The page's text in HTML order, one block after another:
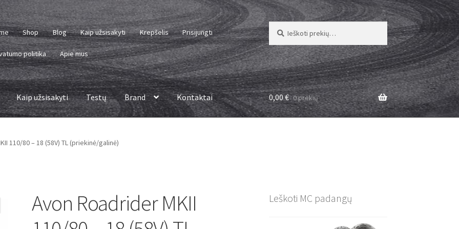
Shop Blog Kaip užsisakyti Krepšelis Prisijungti
politika Apie mus
Ieškoti:
Ieškoti
Kaip užsisakyti Testų Brand Kontaktai 0,00€ 0 prekių
110/80 – 18 (58V) TL (priekinė/galinė)
Avon Roadrider MKII
Leškoti MC padangų